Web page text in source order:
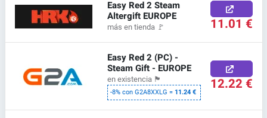
Easy Red 2 Steam
Altergift EUROPE
más en tienda 🚩 11.01 €
Easy Red 2 (PC) -
Steam Gift - EUROPE
en existencia 🏴
-8% con G2A8XXLG =11.24 € 12.22 €